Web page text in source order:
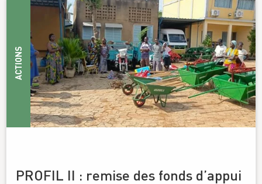
ACTIONS
PROFIL II : remise des fonds d’appui